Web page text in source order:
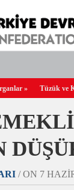
» Tüzük ve
/ ON 7